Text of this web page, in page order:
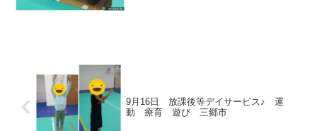
9月16日 放課後等デイサービス♪ 運
動 療育 遊び 三郷市